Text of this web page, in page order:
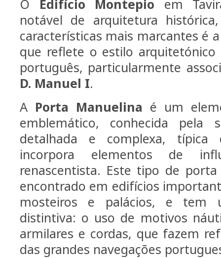
O Edifício Montepio em
notável de arquitetura
características mais marcantes é
que reflete o estilo
português, particularmente
D. Manuel I.
A Porta Manuelina é um
emblemático, conhecida pela
detalhada e complexa, típica
incorpora elementos de
renascentista. Este tipo de
encontrado em edifícios
mosteiros e palácios, e tem
distintiva: o uso de motivos
armilares e cordas, que fazem
das grandes navegações